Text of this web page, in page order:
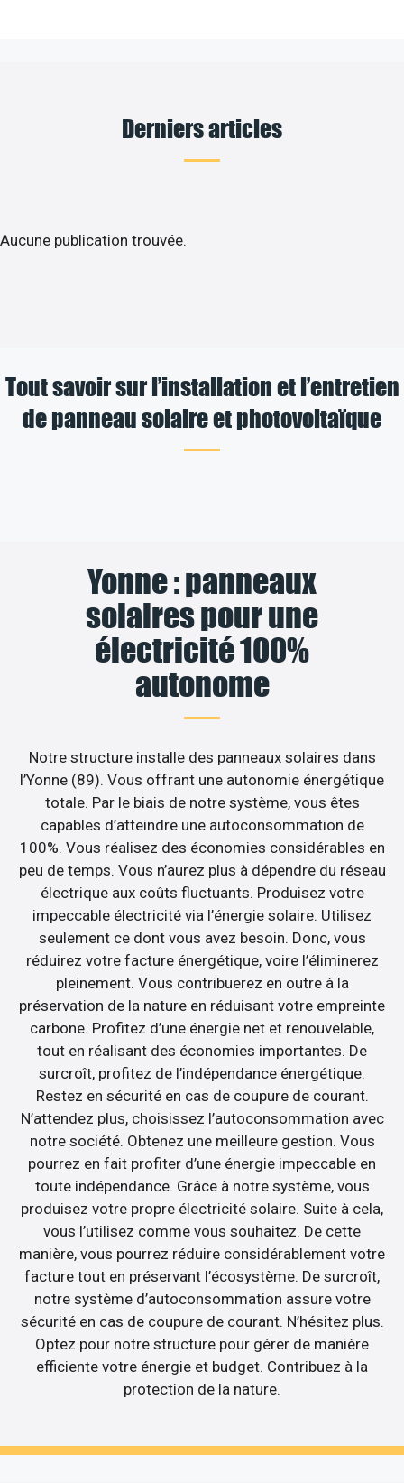
Derniers articles
Aucune publication trouvée.
Tout savoir sur l’installation et l’entretien
de panneau solaire et photovoltaïque
Yonne : panneaux
solaires pour une
électricité 100%
autonome
Notre structure installe des panneaux solaires dans
l’Yonne (89). Vous offrant une autonomie énergétique
totale. Par le biais de notre système, vous êtes
capables d’atteindre une autoconsommation de
100%. Vous réalisez des économies considérables en
peu de temps. Vous n’aurez plus à dépendre du réseau
électrique aux coûts fluctuants. Produisez votre
impeccable électricité via l’énergie solaire. Utilisez
seulement ce dont vous avez besoin. Donc, vous
réduirez votre facture énergétique, voire l’éliminerez
pleinement. Vous contribuerez en outre à la
préservation de la nature en réduisant votre empreinte
carbone. Profitez d’une énergie net et renouvelable,
tout en réalisant des économies importantes. De
surcroît, profitez de l’indépendance énergétique.
Restez en sécurité en cas de coupure de courant.
N’attendez plus, choisissez l’autoconsommation avec
notre société. Obtenez une meilleure gestion. Vous
pourrez en fait profiter d’une énergie impeccable en
toute indépendance. Grâce à notre système, vous
produisez votre propre électricité solaire. Suite à cela,
vous l’utilisez comme vous souhaitez. De cette
manière, vous pourrez réduire considérablement votre
facture tout en préservant l’écosystème. De surcroît,
notre système d’autoconsommation assure votre
sécurité en cas de coupure de courant. N’hésitez plus.
Optez pour notre structure pour gérer de manière
efficiente votre énergie et budget. Contribuez à la
protection de la nature.